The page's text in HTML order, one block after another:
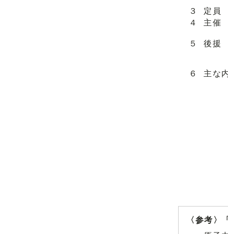
３
定員
４
主催
５ 後援
６ 主な
〈参考〉